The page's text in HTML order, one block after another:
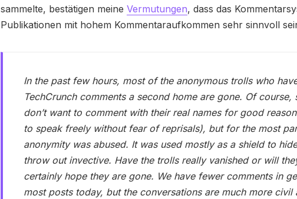
sammelte, bestätigen meine Vermutungen, dass das
Publikationen mit hohem Kommentaraufkommen sehr sinnvoll
In the past few hours, most of the anonymous trolls who
TechCrunch comments a second home are gone. Of course,
don’t want to comment with their real names for good
to speak freely without fear of reprisals), but for the most
anonymity was abused. It was used mostly as a shield to
throw out invective. Have the trolls really vanished or will
certainly hope they are gone. We have fewer comments in
most posts today, but the conversations are much more civil